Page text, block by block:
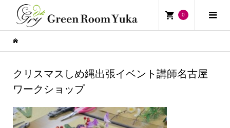
0
クリスマスしめ縄出張イベント講師名古屋
ワークショップ